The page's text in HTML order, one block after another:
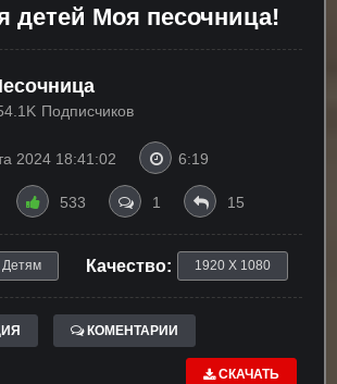
детей Моя песочница!
Подписчиков
2024 18:41:02 6:19
533 1 15
Детям Качество: 1920 X 1080
КОМЕНТАРИИ
СКАЧАТЬ